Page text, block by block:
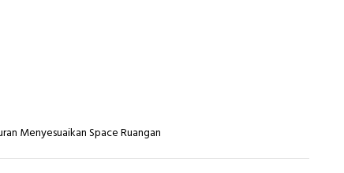
Menyesuaikan Space Ruangan